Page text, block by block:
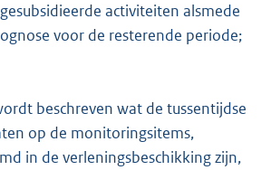
activiteiten alsmede
voor de resterende periode;
beschreven wat de tussentijdse
op de monitoringsitems,
in de verleningsbeschikking zijn,